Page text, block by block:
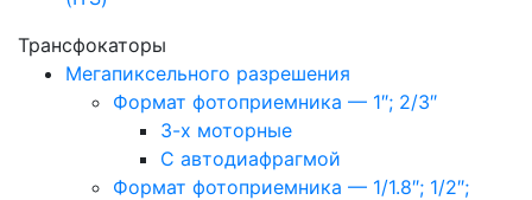
Трансфокаторы
Мегапиксельного разрешения
Формат фотоприемника — 1″; 2/3″
3-х моторные
С автодиафрагмой
Формат фотоприемника — 1/1.8″; 1/2″;